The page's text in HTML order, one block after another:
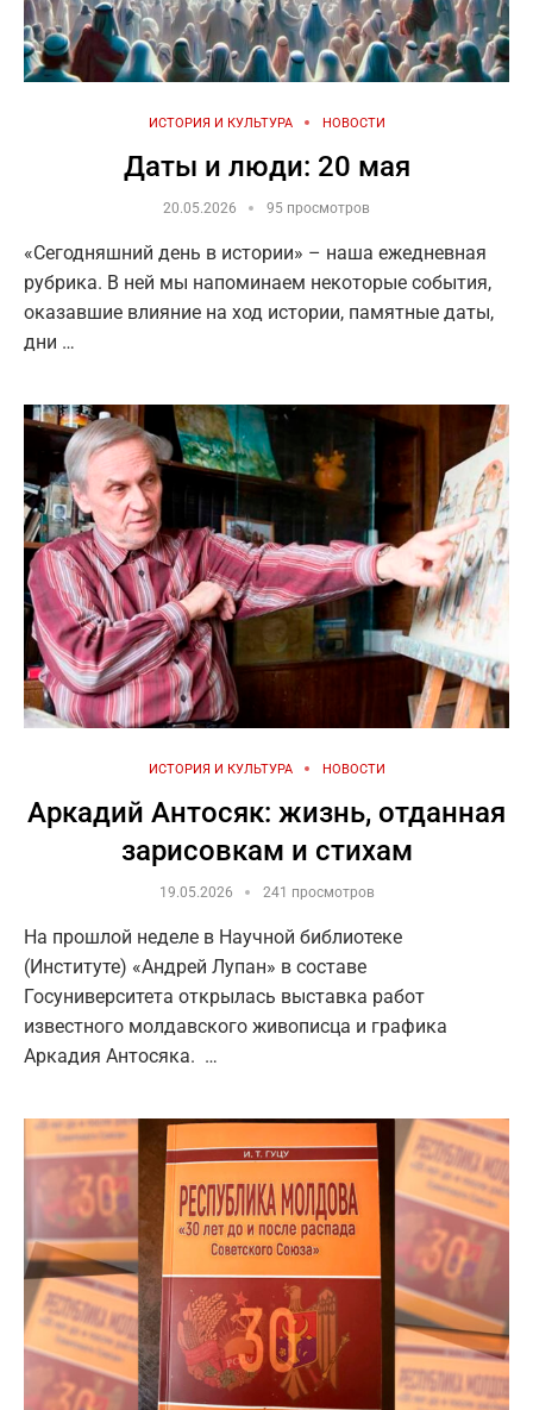
ИСТОРИЯ И КУЛЬТУРА НОВОСТИ
Даты и люди: 20 мая
20.05.2026 95 просмотров
«Сегодняшний день в истории» – наша ежедневная
рубрика. В ней мы напоминаем некоторые события,
оказавшие влияние на ход истории, памятные даты,
дни …
ИСТОРИЯ И КУЛЬТУРА НОВОСТИ
Аркадий Антосяк: жизнь, отданная
зарисовкам и стихам
19.05.2026 241 просмотров
На прошлой неделе в Научной библиотеке
(Институте) «Андрей Лупан» в составе
Госуниверситета открылась выставка работ
известного молдавского живописца и графика
Аркадия Антосяка. …